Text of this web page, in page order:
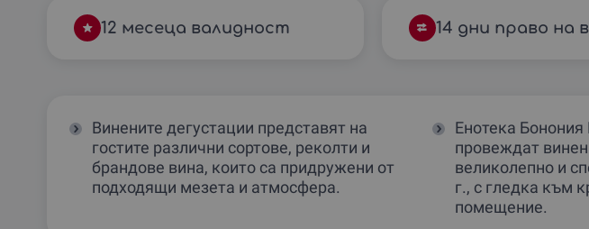
12 месеца валидност 14 дни право на
Винените дегустации представят на
гостите различни сортове, реколти и
брандове вина, които са придружени от
подходящи мезета и атмосфера.
Енотека Бонония
провеждат
великолепно и
г., с гледка към
помещение.